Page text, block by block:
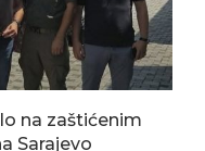
na zaštićenim
Sarajevo